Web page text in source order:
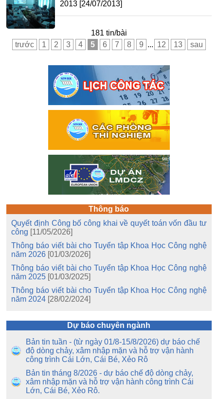
2013 [24/07/2013]
181 tin/bài
trước
1 2 3 4 5 6 7 8 9 ... 12 13 sau
Thông báo
Quyết định Công bố công khai về quyết toán vốn đầu tư
công [11/05/2026]
Thông báo viết bài cho Tuyển tập Khoa Học Công nghệ
năm 2026 [01/03/2026]
Thông báo viết bài cho Tuyển tập Khoa Học Công nghệ
năm 2025 [01/03/2025]
Thông báo viết bài cho Tuyển tập Khoa Học Công nghệ
năm 2024 [28/02/2024]
Dự báo chuyên ngành
Bản tin tuần - (từ ngày 01/8-15/8/2026) dự báo chế
độ dòng chảy, xâm nhập mặn và hỗ trợ vận hành
công trình Cái Lớn, Cái Bé, Xẻo Rô
Bản tin tháng 8/2026 - dự báo chế độ dòng chảy,
xâm nhập mặn và hỗ trợ vận hành công trình Cái
Lớn, Cái Bé, Xẻo Rô.